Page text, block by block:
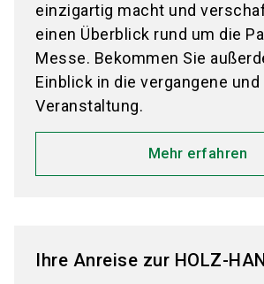
einzigartig macht und
einen Überblick rund um die
Messe. Bekommen Sie
Einblick in die vergangene
Veranstaltung.
Mehr erfahren
Ihre Anreise zur HOLZ-